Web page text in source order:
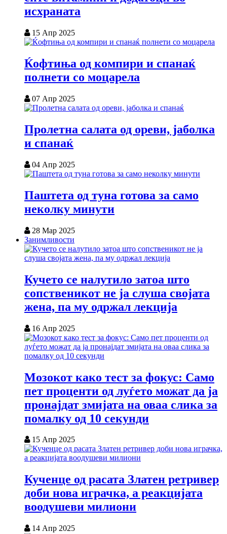
исхраната
15 Апр 2025
Ќофтиња од компири и спанаќ
полнети со моцарела
07 Апр 2025
Пролетна салата од ореви, јаболка
и спанаќ
04 Апр 2025
Паштета од туна готова за само
неколку минути
28 Мар 2025
Занимливости
Кучето се налутило затоа што
сопственикот не ја слуша својата
жена, па му одржал лекција
16 Апр 2025
Мозокот како тест за фокус: Само
пет проценти од луѓето можат да ја
пронајдат змијата на оваа слика за
помалку од 10 секунди
15 Апр 2025
Кученце од расата Златен ретривер
доби нова играчка, а реакцијата
воодушеви милиони
14 Апр 2025